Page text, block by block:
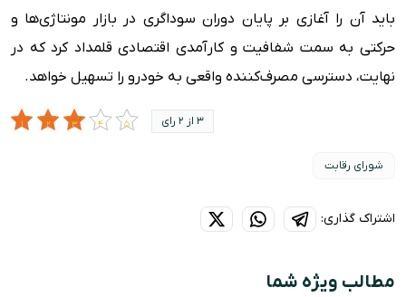
باید آن را آغازی بر پایان دوران سوداگری در بازار مونتاژی‌ها و
حرکتی به سمت شفافیت و کارآمدی اقتصادی قلمداد کرد که در
نهایت، دسترسی مصرف‌کننده واقعی به خودرو را تسهیل خواهد.
3 از 2 رای
شورای رقابت
اشتراک گذاری:
مطالب ویژه شما